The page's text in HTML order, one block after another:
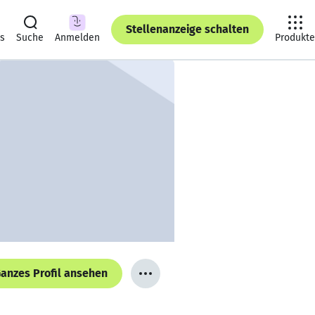
Suche Anmelden
Stellenanzeige schalten
Produkte
Profil ansehen